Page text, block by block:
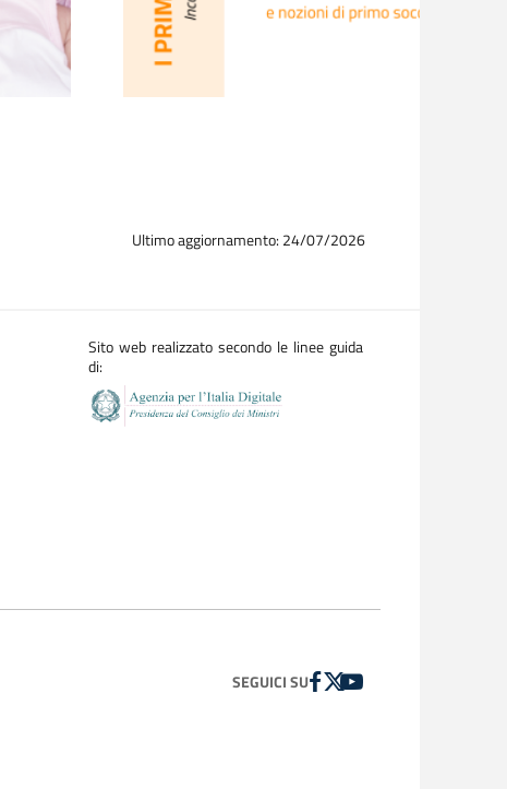
Ultimo aggiornamento: 24/07/2026
Sito web realizzato secondo le linee guida
di:
SEGUICI SUFACEBOOK
TWITTER
YOUTUBE